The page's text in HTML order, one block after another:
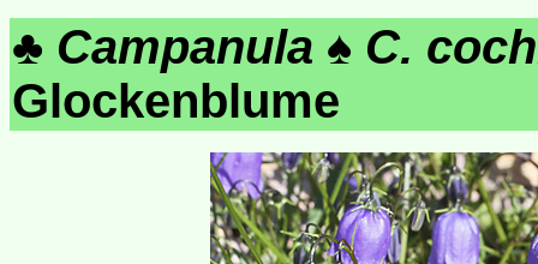
♣ Campanula ♠ C.
Glockenblume